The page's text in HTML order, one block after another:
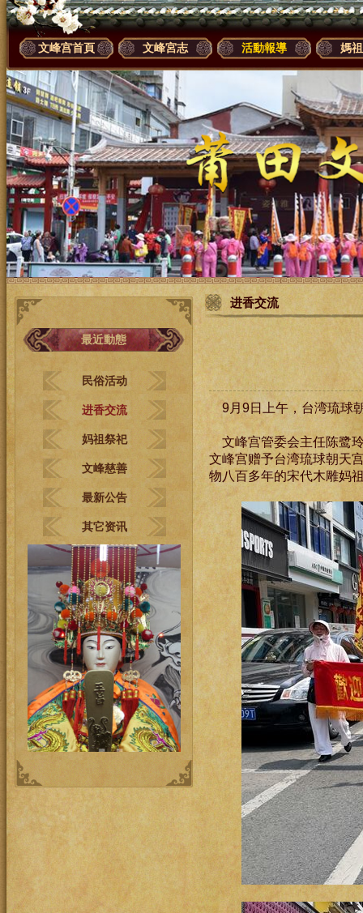
文峰宫首頁 文峰宮志 活動報導 媽
最近動態
民俗活动
进香交流
妈祖祭祀
文峰慈善
最新公告
其它资讯
进香交流
9月9日上午，台湾琉球
文峰宫管委会主任陈鹭
文峰宫赠予台湾琉球朝天
物八百多年的宋代木雕妈